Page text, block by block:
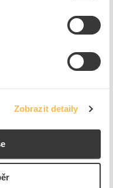
Zobrazit detaily